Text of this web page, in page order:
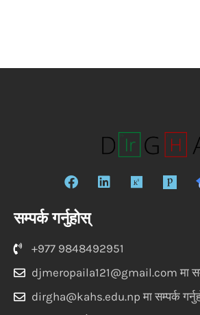
फे
बु
क
लि
रि
सम्पर्क गर्नुहोस्
+977 9848492951
djmeropaila121@gmail.com मा
dirgha@kahs.edu.np मा सम्पर्क